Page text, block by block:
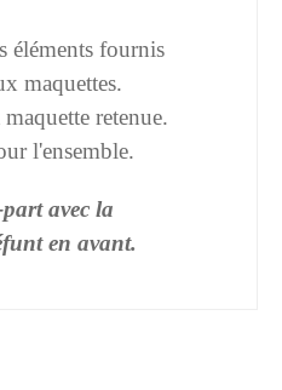
éléments fournis
maquettes.
retenue.
l'ensemble.
avec la
en avant.